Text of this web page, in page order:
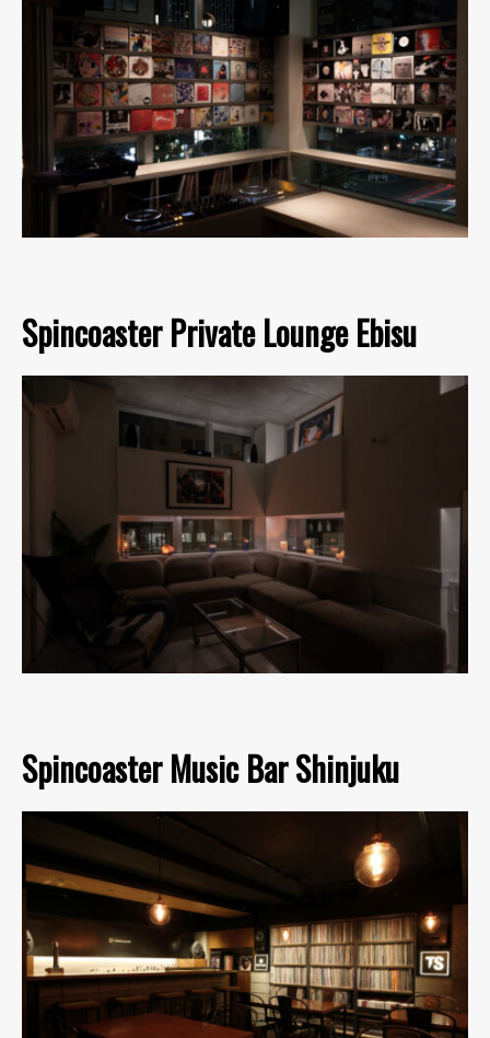
Spincoaster Private Lounge Ebisu
Spincoaster Music Bar Shinjuku